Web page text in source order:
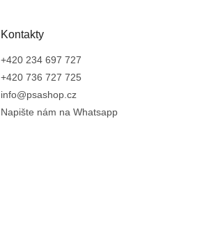
Kontakty
+420 234 697 727
+420 736 727 725
info@psashop.cz
Napište nám na Whatsapp